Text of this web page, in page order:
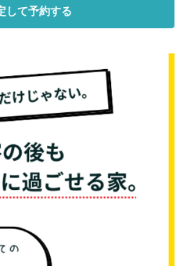
して予約する